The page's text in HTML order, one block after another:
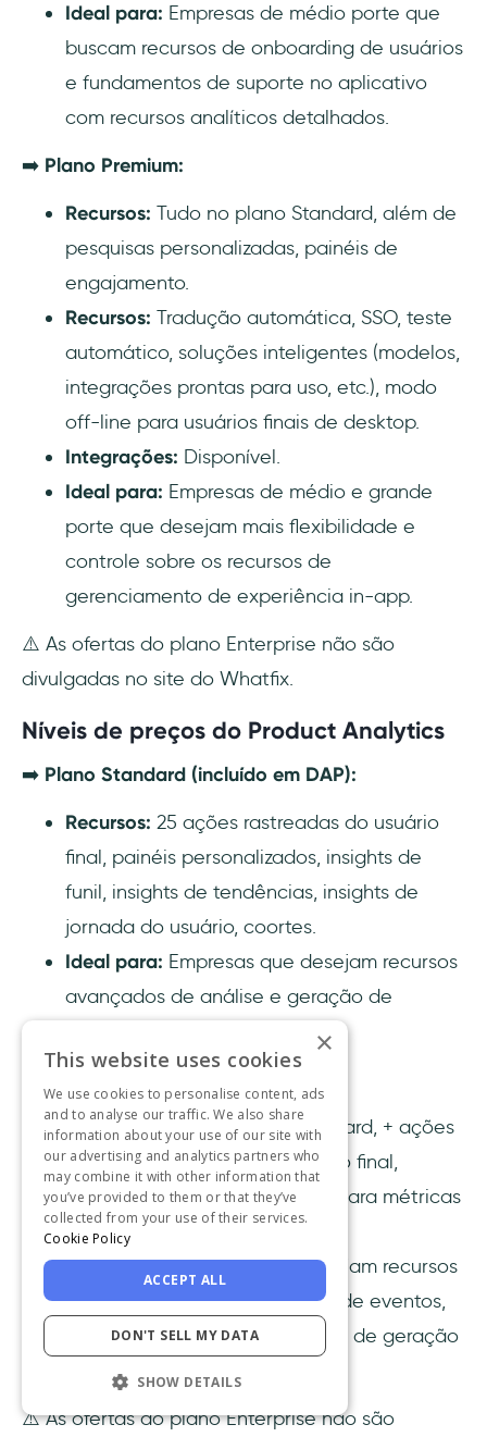
Ideal para: Empresas de médio porte que
buscam recursos de onboarding de usuários
e fundamentos de suporte no aplicativo
com recursos analíticos detalhados.
➡️ Plano Premium:
Recursos: Tudo no plano Standard, além de
pesquisas personalizadas, painéis de
engajamento.
Recursos: Tradução automática, SSO, teste
automático, soluções inteligentes (modelos,
integrações prontas para uso, etc.), modo
off-line para usuários finais de desktop.
Integrações: Disponível.
Ideal para: Empresas de médio e grande
porte que desejam mais flexibilidade e
controle sobre os recursos de
gerenciamento de experiência in-app.
⚠️ As ofertas do plano Enterprise não são
divulgadas no site do Whatfix.
Níveis de preços do Product Analytics
➡️ Plano Standard (incluído em DAP):
Recursos: 25 ações rastreadas do usuário
final, painéis personalizados, insights de
funil, insights de tendências, insights de
jornada do usuário, coortes.
Ideal para: Empresas que desejam recursos
avançados de análise e geração de
Recursos:Tudo no plano Standard, + ações
ilimitadas rastreadas do usuário final,
painéis de saúde de adoção (para métricas
de adoção do usuário).
Ideal para:Empresas que desejam recursos
abrangentes de rastreamento de eventos,
bem como recursos avançados de geração
de relatórios.
⚠️ As ofertas do plano Enterprise não são
×
This website uses cookies
We use cookies to personalise content, ads
and to analyse our traffic. We also share
information about your use of our site with
our advertising and analytics partners who
may combine it with other information that
you’ve provided to them or that they’ve
collected from your use of their services.
Cookie Policy
ACCEPT ALL
DON'T SELL MY DATA
SHOW DETAILS